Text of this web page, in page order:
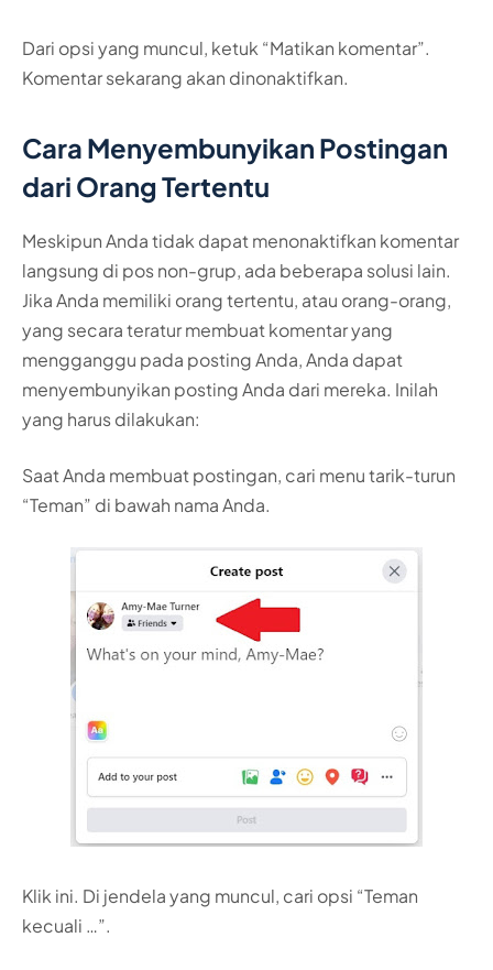
Dari opsi yang muncul, ketuk “Matikan komentar”.
Komentar sekarang akan dinonaktifkan.
Cara Menyembunyikan Postingan
dari Orang Tertentu
Meskipun Anda tidak dapat menonaktifkan komentar
langsung di pos non-grup, ada beberapa solusi lain.
Jika Anda memiliki orang tertentu, atau orang-orang,
yang secara teratur membuat komentar yang
mengganggu pada posting Anda, Anda dapat
menyembunyikan posting Anda dari mereka. Inilah
yang harus dilakukan:
Saat Anda membuat postingan, cari menu tarik-turun
“Teman” di bawah nama Anda.
Klik ini. Di jendela yang muncul, cari opsi “Teman
kecuali …”.